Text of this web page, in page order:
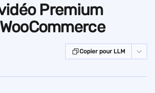
Premium
Copier pour LLM